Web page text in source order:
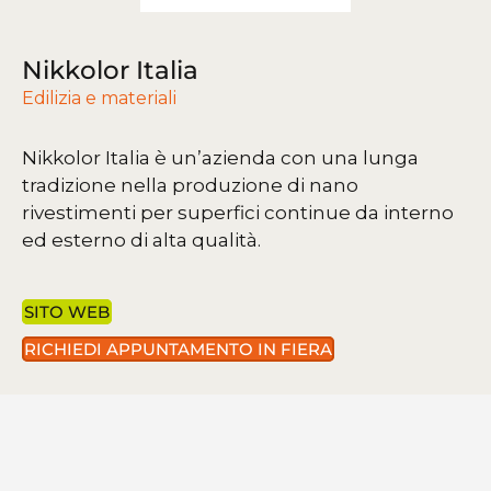
Nikkolor Italia
Edilizia e materiali
Nikkolor Italia è un’azienda con una lunga
tradizione nella produzione di nano
rivestimenti per superfici continue da interno
ed esterno di alta qualità.
SITO WEB
RICHIEDI APPUNTAMENTO IN FIERA